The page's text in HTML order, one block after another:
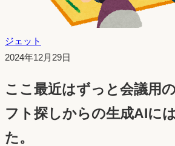
ジェット
投
日：
2024年12月29日
ここ最近はずっと会議用
フト探しからの生成AIに
た。